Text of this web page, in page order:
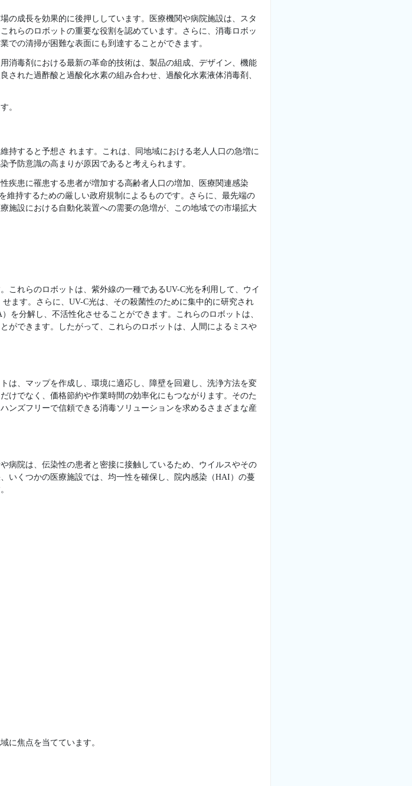
の成長を効果的に後押ししています。医療機関や病院施設は、スタ
れらのロボットの重要な役割を認めています。さらに、消毒ロボッ
での清掃が困難な表面にも到達することができます。
消毒剤における最新の革命的技術は、製品の組成、デザイン、機能
れた過酢酸と過酸化水素の組み合わせ、過酸化水素液体消毒剤、
。
持すると予想さ れます。これは、同地域における老人人口の急増に
予防意識の高まりが原因であると考えられます。
疾患に罹患する患者が増加する高齢者人口の増加、医療関連感染
維持するための厳しい政府規制によるものです。さらに、最先端の
施設における自動化装置への需要の急増が、この地域での市場拡大
これらのロボットは、紫外線の一種であるUV-C光を利用して、ウイ
ます。さらに、UV-C光は、その殺菌性のために集中的に研究され
を分解し、不活性化させることができます。これらのロボットは、
ができます。したがって、これらのロボットは、人間によるミスや
は、マップを作成し、環境に適応し、障壁を回避し、洗浄方法を変
けでなく、価格節約や作業時間の効率化にもつながります。そのた
ンズフリーで信頼できる消毒ソリューションを求めるさまざまな産
病院は、伝染性の患者と密接に接触しているため、ウイルスやその
いくつかの医療施設では、均一性を確保し、院内感染（HAI）の蔓
に焦点を当てています。